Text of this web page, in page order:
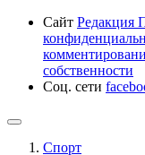
Сайт Редакция
собственности
Соц. сети
Спорт